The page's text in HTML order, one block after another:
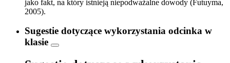
jako fakt, na który istnieją niepodważalne dowody (Futuyma,
2005).
Sugestie dotyczące wykorzystania odcinka w
klasie